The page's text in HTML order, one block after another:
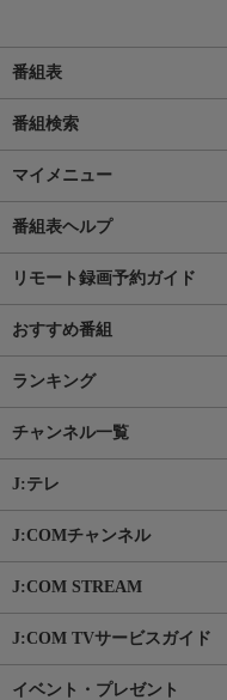
番組表
番組検索
マイメニュー
番組表ヘルプ
リモート録画予約ガイド
おすすめ番組
ランキング
チャンネル一覧
J:テレ
J:COMチャンネル
J:COM STREAM
J:COM TVサービスガイド
イベント・プレゼント